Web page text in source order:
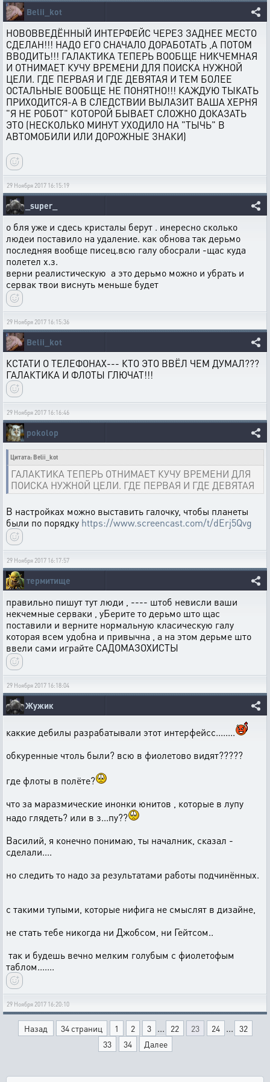
Belii_kot
НОВОВВЕДЁННЫЙ ИНТЕРФЕЙС ЧЕРЕЗ ЗАДНЕЕ МЕСТО
СДЕЛАН!!! НАДО ЕГО СНАЧАЛО ДОРАБОТАТЬ ,А ПОТОМ
ВВОДИТЬ!!! ГАЛАКТИКА ТЕПЕРЬ ВООБЩЕ НИКЧЕМНАЯ
И ОТНИМАЕТ КУЧУ ВРЕМЕНИ ДЛЯ ПОИСКА НУЖНОЙ
ЦЕЛИ. ГДЕ ПЕРВАЯ И ГДЕ ДЕВЯТАЯ И ТЕМ БОЛЕЕ
ОСТАЛЬНЫЕ ВООБЩЕ НЕ ПОНЯТНО!!! КАЖДУЮ ТЫКАТЬ
ПРИХОДИТСЯ-А В СЛЕДСТВИИ ВЫЛАЗИТ ВАША ХЕРНЯ
"Я НЕ РОБОТ" КОТОРОЙ БЫВАЕТ СЛОЖНО ДОКАЗАТЬ
ЭТО (НЕСКОЛЬКО МИНУТ УХОДИЛО НА "ТЫЧЬ" В
АВТОМОБИЛИ ИЛИ ДОРОЖНЫЕ ЗНАКИ)
29 Ноября 2017 16:15:19
_super_
о бля уже и сдесь кристалы берут . инересно сколько
людеи поставило на удаление. как обнова так дерьмо
последняя вообще писец.всю галу обосрали -щас куда
полетел х.з.
верни реалистическую а это дерьмо можно и убрать и
сервак твои виснуть меньше будет
29 Ноября 2017 16:15:36
Belii_kot
КСТАТИ О ТЕЛЕФОНАХ--- КТО ЭТО ВВЁЛ ЧЕМ ДУМАЛ???
ГАЛАКТИКА И ФЛОТЫ ГЛЮЧАТ!!!
29 Ноября 2017 16:16:46
pokolop
Цитата: Belii_kot
ГАЛАКТИКА ТЕПЕРЬ ОТНИМАЕТ КУЧУ ВРЕМЕНИ ДЛЯ
ПОИСКА НУЖНОЙ ЦЕЛИ. ГДЕ ПЕРВАЯ И ГДЕ ДЕВЯТАЯ
В настройках можно выставить галочку, чтобы планеты
были по порядку https://www.screencast.com/t/dErj5Qvg
29 Ноября 2017 16:17:57
термитище
правильно пишут тут люди , ---- штоб невисли ваши
некчемные серваки , уБерите то дерьмо што щас
поставили и верните нормальную класическую галу
которая всем удобна и привычна , а на этом дерьме што
ввели сами играйте САДОМАЗОХИСТЫ
29 Ноября 2017 16:18:04
Жужик
каккие дебилы разрабатывали этот интерфейсс........
обкуренные чтоль были? всю в фиолетово видят?????
где флоты в полёте?
что за маразмические инонки юнитов , которые в лупу
надо глядеть? или в з...пу??
Василий, я конечно понимаю, ты началник, сказал -
сделали....
но следить то надо за результатами работы подчинённых.
с такими тупыми, которые нифига не смыслят в дизайне,
не стать тебе никогда ни Джобсом, ни Гейтсом..
так и будешь вечно мелким голубым с фиолетофым
таблом.......
29 Ноября 2017 16:20:10
Назад 34 страниц 1 2 3 ... 22 23 24 ...
32
33
34 Далее